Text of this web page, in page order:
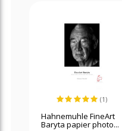
(1)
Hahnemuhle FineArt
Baryta papier photo...